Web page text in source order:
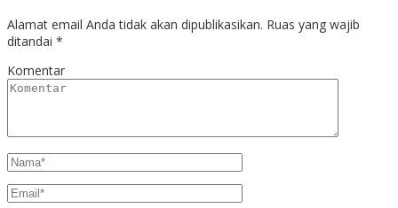
Alamat email Anda tidak akan dipublikasikan. Ruas yang wajib
ditandai *
Komentar